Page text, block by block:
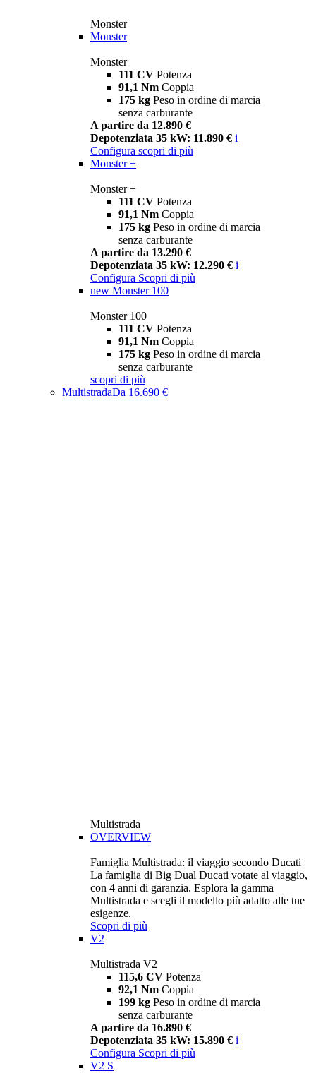
Monster
Monster
Monster
111 CV Potenza
91,1 Nm Coppia
175 kg Peso in ordine di marcia
senza carburante
A partire da 12.890 €
Depotenziata 35 kW: 11.890 € i
Configura scopri di più
Monster +
Monster +
111 CV Potenza
91,1 Nm Coppia
175 kg Peso in ordine di marcia
senza carburante
A partire da 13.290 €
Depotenziata 35 kW: 12.290 € i
Configura Scopri di più
new Monster 100
Monster 100
111 CV Potenza
91,1 Nm Coppia
175 kg Peso in ordine di marcia
senza carburante
scopri di più
MultistradaDa 16.690 €
Multistrada
OVERVIEW
Famiglia Multistrada: il viaggio secondo Ducati
La famiglia di Big Dual Ducati votate al viaggio,
con 4 anni di garanzia. Esplora la gamma
Multistrada e scegli il modello più adatto alle tue
esigenze.
Scopri di più
V2
Multistrada V2
115,6 CV Potenza
92,1 Nm Coppia
199 kg Peso in ordine di marcia
senza carburante
A partire da 16.890 €
Depotenziata 35 kW: 15.890 € i
Configura Scopri di più
V2 S